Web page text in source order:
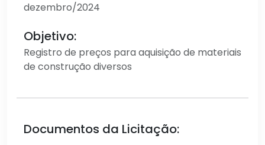
dezembro/2024
Objetivo:
Registro de preços para aquisição de materiais
de construção diversos
Documentos da Licitação: